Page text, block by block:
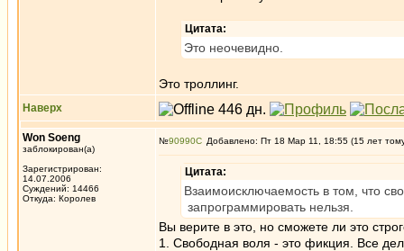
Цитата:
Это неочевидно.
Это троллинг.
Наверх
Won Soeng
заблокирован(а)
Зарегистрирован:
14.07.2006
Суждений: 14466
Откуда: Королев
№90990 Добавлено: Пт 18 Мар 11, 18:55 (15 лет
Цитата:
Взаимоисключаемость в том, что
запрограммировать нельзя.
Вы верите в это, но сможете ли это
1. Свободная воля - это фикция. Все